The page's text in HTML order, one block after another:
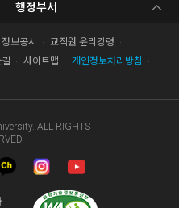
행정부서
보공시
교직원 윤리강령
사이트맵
개인정보처리방침
ALL RIGHTS